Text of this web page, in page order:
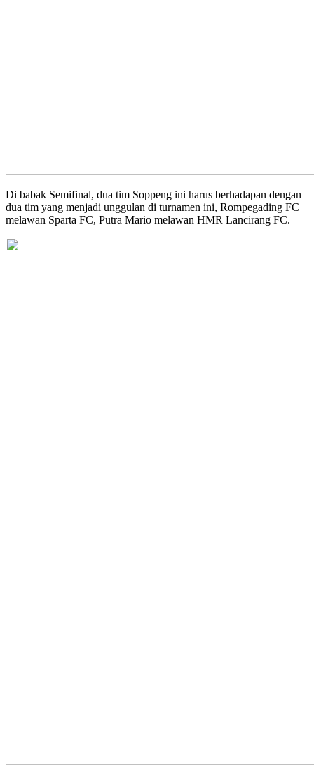
Di babak Semifinal, dua tim Soppeng ini harus berhadapan dengan
dua tim yang menjadi unggulan di turnamen ini, Rompegading FC
melawan Sparta FC, Putra Mario melawan HMR Lancirang FC.